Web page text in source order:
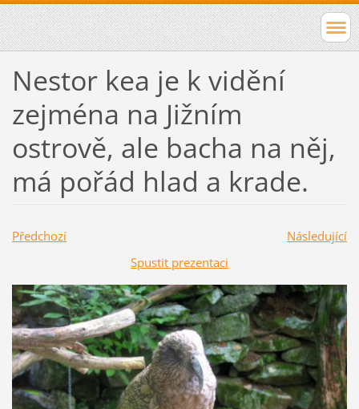
Nestor kea je k vidění
zejména na Jižním
ostrově, ale bacha na něj,
má pořád hlad a krade.
Předchozí
Následující
Spustit prezentaci